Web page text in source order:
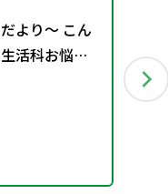
より～ こん
活科お悩み